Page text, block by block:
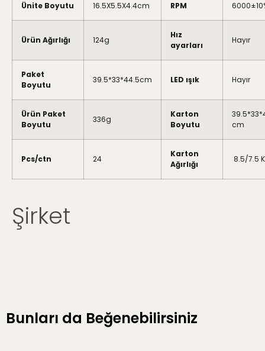
Ünite Boyutu 16.5X5.5X4.4cm RPM
Ürün Ağırlığı 124g
Hız
ayarları
Hayır
Paket
Boyutu
39.5*33*44.5cm LED ışık Hayır
Ürün Paket
Boyutu
336g
Karton
Boyutu
cm
Pcs/ctn 24
Karton
Ağırlığı
8.5/7.5
Şirket
Bunları da Beğenebilirsiniz